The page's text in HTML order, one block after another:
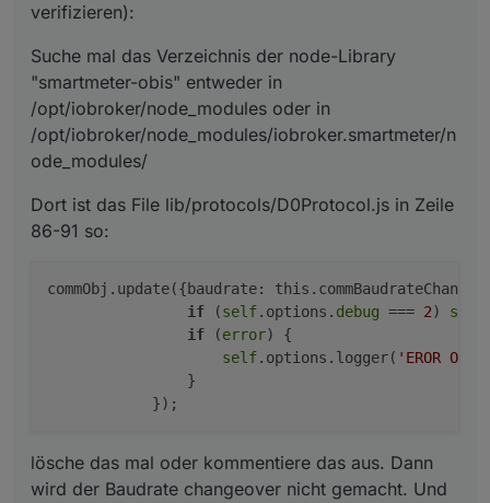
verifizieren):
Suche mal das Verzeichnis der node-Library
"smartmeter-obis" entweder in
/opt/iobroker/node_modules oder in
/opt/iobroker/node_modules/iobroker.smartmeter/n
ode_modules/
Dort ist das File lib/protocols/D0Protocol.js in Zeile
86-91 so:
commObj.update({baudrate:
if (self.options. debug === 2) self
if (error) {
self.options.logger( 'EROR ON
                }
lösche das mal oder kommentiere das aus. Dann
wird der Baudrate changeover nicht gemacht. Und